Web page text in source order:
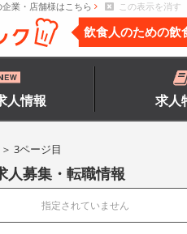
業・店舗様はこちら この表示を消す
飲食人のための飲
人情報 求人
＞ 3ページ目
人募集・転職情報
指定されていません